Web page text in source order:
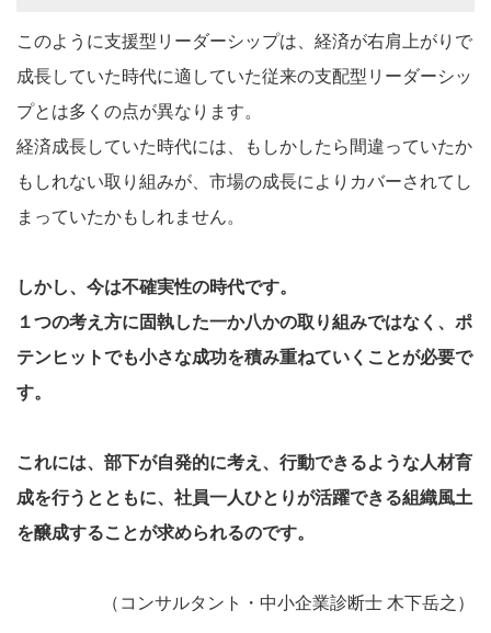
このように支援型リーダーシップは、経済が右肩上がりで
成長していた時代に適していた従来の支配型リーダーシッ
プとは多くの点が異なります。
経済成長していた時代には、もしかしたら間違っていたか
もしれない取り組みが、市場の成長によりカバーされてし
まっていたかもしれません。
しかし、今は不確実性の時代です。
１つの考え方に固執した一か八かの取り組みではなく、ポ
テンヒットでも小さな成功を積み重ねていくことが必要で
す。
これには、部下が自発的に考え、行動できるような人材育
成を行うとともに、社員一人ひとりが活躍できる組織風土
を醸成することが求められるのです。
（コンサルタント・中小企業診断士 木下岳之）